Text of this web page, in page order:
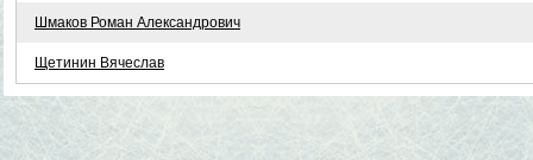
Шмаков Роман Александрович
Щетинин Вячеслав